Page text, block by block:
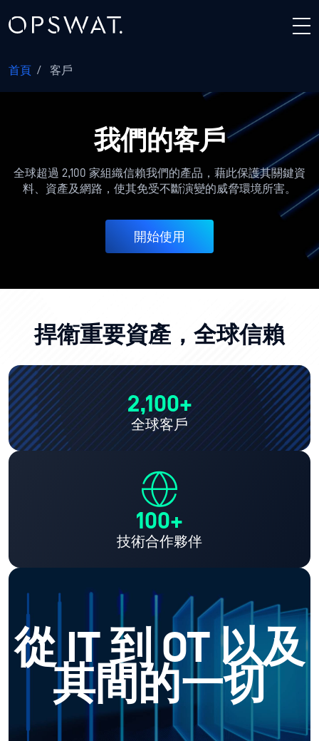
首頁 / 客戶
我們的客戶
全球超過 2,100 家組織信賴我們的產品，藉此保護其關鍵資
料、資產及網路，使其免受不斷演變的威脅環境所害。
開始使用
捍衛重要資產，全球信賴
2,100+
全球客戶
從 IT 到 OT 以及
其間的一切
100+
技術合作夥伴